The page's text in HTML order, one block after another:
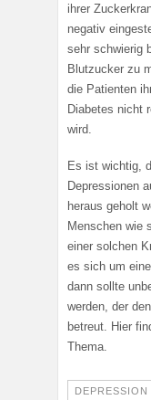
ihrer
negativ
sehr schwierig
Blutzucker zu
die Patienten
Diabetes nicht
wird.
Es ist wichtig,
Depressionen
heraus geholt
Menschen wie
einer solchen
es sich um
dann sollte
werden, der
betreut. Hier
Thema.
DEPRESSION